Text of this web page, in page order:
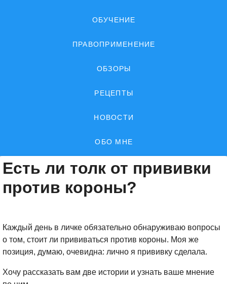
ОБУЧЕНИЕ
ПРАВОПРИМЕНЕНИЕ
ОБЗОРЫ
РЕЦЕПТЫ
НОВОСТИ
ОБО МНЕ
Есть ли толк от прививки
против короны?
Каждый день в личке обязательно обнаруживаю вопросы
о том, стоит ли прививаться против короны. Моя же
позиция, думаю, очевидна: лично я прививку сделала.
Хочу рассказать вам две истории и узнать ваше мнение